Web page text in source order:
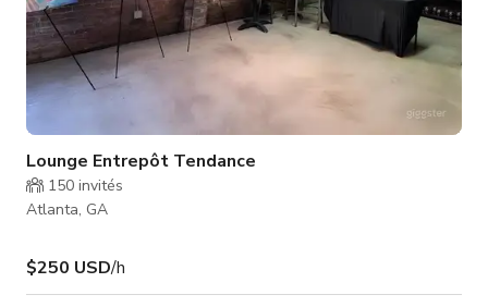
Lounge Entrepôt Tendance
150 invités
Atlanta, GA
$250 USD/h